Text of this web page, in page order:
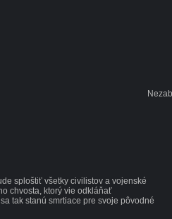
sploštiť všetky civilistov a vojenské
chvosta, ktorý vie odkláňať
tak stanú smrtiace pre svoje pôvodné